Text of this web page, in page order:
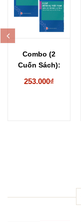
Combo (2
Cuốn Sách):
253.000₫